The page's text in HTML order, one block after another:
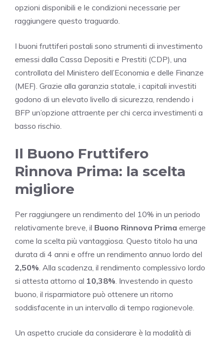
opzioni disponibili e le condizioni necessarie per
raggiungere questo traguardo.
I buoni fruttiferi postali sono strumenti di investimento
emessi dalla Cassa Depositi e Prestiti (CDP), una
controllata del Ministero dell’Economia e delle Finanze
(MEF). Grazie alla garanzia statale, i capitali investiti
godono di un elevato livello di sicurezza, rendendo i
BFP un’opzione attraente per chi cerca investimenti a
basso rischio.
Il Buono Fruttifero
Rinnova Prima: la scelta
migliore
Per raggiungere un rendimento del 10% in un periodo
relativamente breve, il Buono Rinnova Prima emerge
come la scelta più vantaggiosa. Questo titolo ha una
durata di 4 anni e offre un rendimento annuo lordo del
2,50%. Alla scadenza, il rendimento complessivo lordo
si attesta attorno al 10,38%. Investendo in questo
buono, il risparmiatore può ottenere un ritorno
soddisfacente in un intervallo di tempo ragionevole.
Un aspetto cruciale da considerare è la modalità di